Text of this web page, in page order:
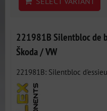
221981B Silentbloc de
Škoda / VW
221981B: Silentbloc